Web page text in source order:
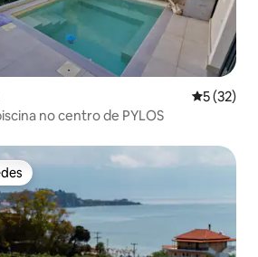
5 de uma
5 (32)
no centro de PYLOS